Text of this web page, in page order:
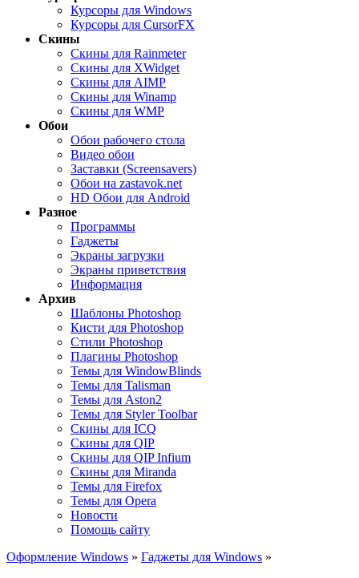
Курсоры для Windows
Курсоры для CursorFX
Скины
Скины для Rainmeter
Скины для XWidget
Скины для AIMP
Скины для Winamp
Скины для WMP
Обои
Обои рабочего стола
Видео обои
Заставки (Screensavers)
Обои на zastavok.net
HD Обои для Android
Разное
Программы
Гаджеты
Экраны загрузки
Экраны приветствия
Информация
Архив
Шаблоны Photoshop
Кисти для Photoshop
Стили Photoshop
Плагины Photoshop
Темы для WindowBlinds
Темы для Talisman
Темы для Aston2
Темы для Styler Toolbar
Скины для ICQ
Скины для QIP
Скины для QIP Infium
Скины для Miranda
Темы для Firefox
Темы для Opera
Новости
Помощь сайту
Оформление Windows » Гаджеты для Windows »